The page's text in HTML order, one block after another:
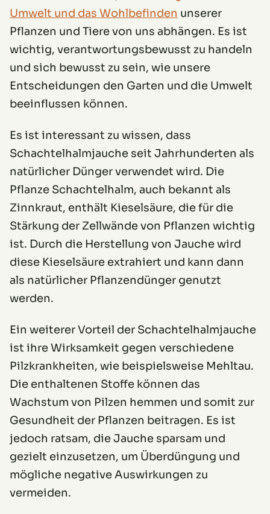
Umwelt und das Wohlbefinden unserer
Pflanzen und Tiere von uns abhängen. Es ist
wichtig, verantwortungsbewusst zu handeln
und sich bewusst zu sein, wie unsere
Entscheidungen den Garten und die Umwelt
beeinflussen können.
Es ist interessant zu wissen, dass
Schachtelhalmjauche seit Jahrhunderten als
natürlicher Dünger verwendet wird. Die
Pflanze Schachtelhalm, auch bekannt als
Zinnkraut, enthält Kieselsäure, die für die
Stärkung der Zellwände von Pflanzen wichtig
ist. Durch die Herstellung von Jauche wird
diese Kieselsäure extrahiert und kann dann
als natürlicher Pflanzendünger genutzt
werden.
Ein weiterer Vorteil der Schachtelhalmjauche
ist ihre Wirksamkeit gegen verschiedene
Pilzkrankheiten, wie beispielsweise Mehltau.
Die enthaltenen Stoffe können das
Wachstum von Pilzen hemmen und somit zur
Gesundheit der Pflanzen beitragen. Es ist
jedoch ratsam, die Jauche sparsam und
gezielt einzusetzen, um Überdüngung und
mögliche negative Auswirkungen zu
vermeiden.